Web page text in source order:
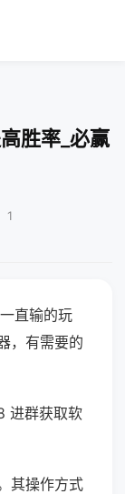
胜率_必赢
1
直输的玩
，有需要的
进群获取软
其操作方式